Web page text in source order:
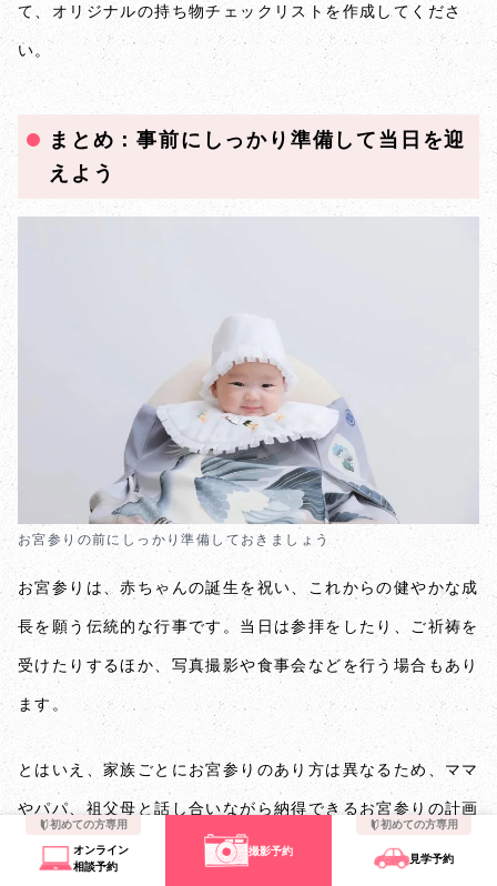
て、オリジナルの持ち物チェックリストを作成してくださ
い。
まとめ：事前にしっかり準備して当日を迎
えよう
お宮参りの前にしっかり準備しておきましょう
お宮参りは、赤ちゃんの誕生を祝い、これからの健やかな成
長を願う伝統的な行事です。当日は参拝をしたり、ご祈祷を
受けたりするほか、写真撮影や食事会などを行う場合もあり
ます。
とはいえ、家族ごとにお宮参りのあり方は異なるため、ママ
やパパ、祖父母と話し合いながら納得できるお宮参りの計画
を立ててください。
初めての方専用
オンライン
相談予約
撮影予約
初めての方専用
見学予約